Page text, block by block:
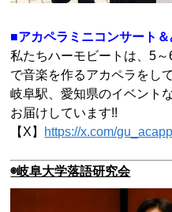
■アカペラミニコンサート
私たちハーモビートは、5～
で音楽を作るアカペラをし
岐阜駅、愛知県のイベント
お届けしています!!
【X】 https://x.com/
◉岐阜大学落語研究会